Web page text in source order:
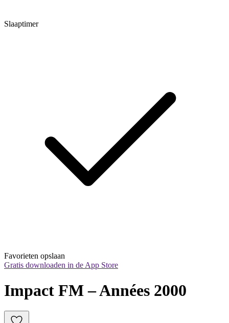
Slaaptimer
Favorieten opslaan
Gratis downloaden in de App Store
Impact FM – Années 2000